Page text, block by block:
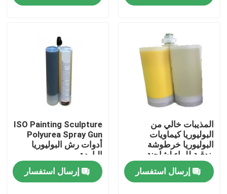
حول بنا
جولة في المعمل
اتصل بنا
أخبار
المذيبات خالي من
البوليوريا كيماويات
البوليوريا خرطوشة
بندقية للماء لشاحنة
إرسال استفسار
ISO Painting Sculpture
Polyurea Spray Gun
أدوات رش البوليوريا
الباردة
إرسال استفسار